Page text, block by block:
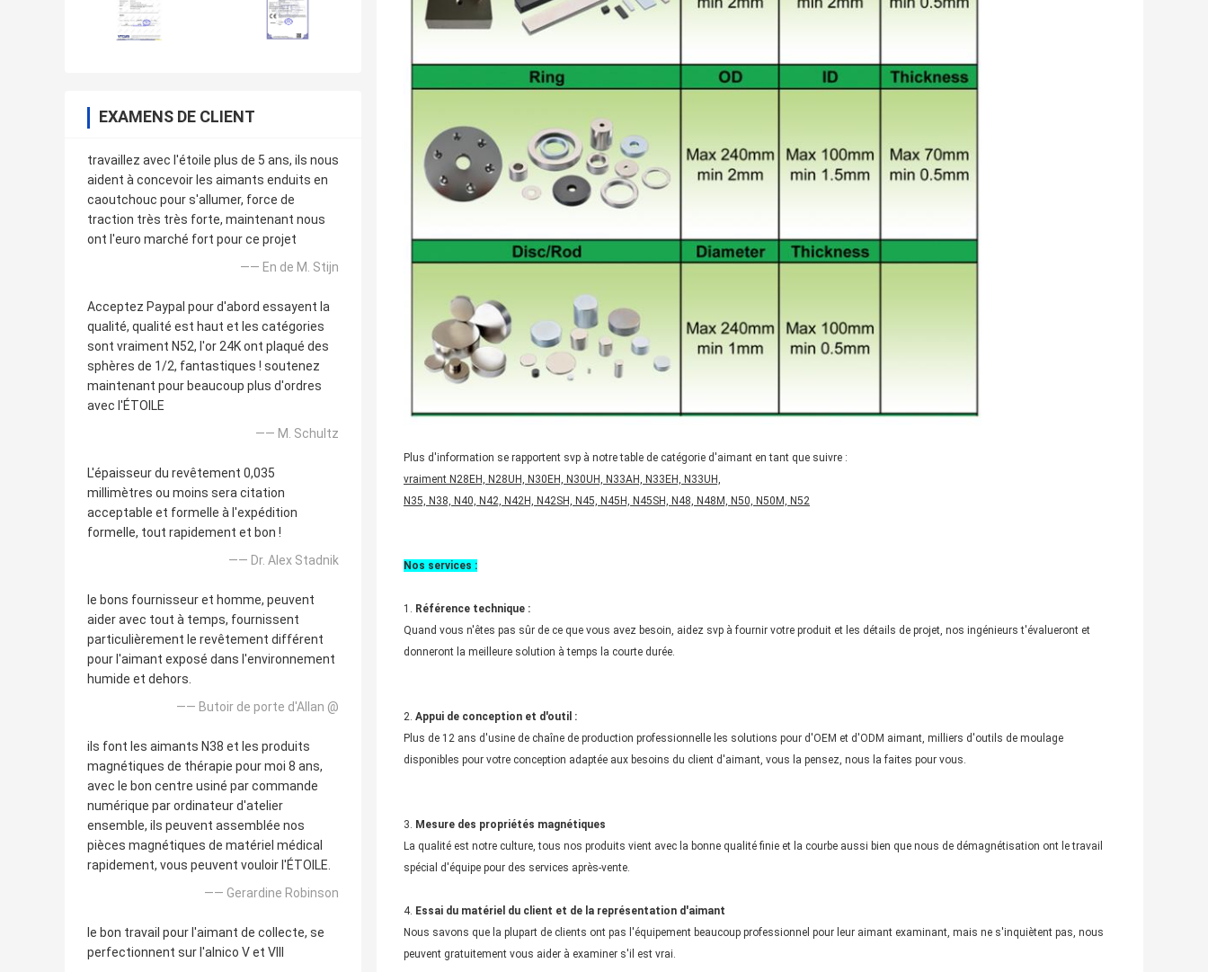
EXAMENS DE CLIENT
travaillez avec l'étoile plus de 5 ans, ils nous
aident à concevoir les aimants enduits en
caoutchouc pour s'allumer, force de
traction très très forte, maintenant nous
ont l'euro marché fort pour ce projet
—— En de M. Stijn
Acceptez Paypal pour d'abord essayent la
qualité, qualité est haut et les catégories
sont vraiment N52, l'or 24K ont plaqué des
sphères de 1/2, fantastiques ! soutenez
maintenant pour beaucoup plus d'ordres
avec l'ÉTOILE
—— M. Schultz
L'épaisseur du revêtement 0,035
millimètres ou moins sera citation
acceptable et formelle à l'expédition
formelle, tout rapidement et bon !
—— Dr. Alex Stadnik
le bons fournisseur et homme, peuvent
aider avec tout à temps, fournissent
particulièrement le revêtement différent
pour l'aimant exposé dans l'environnement
humide et dehors.
—— Butoir de porte d'Allan @
ils font les aimants N38 et les produits
magnétiques de thérapie pour moi 8 ans,
avec le bon centre usiné par commande
numérique par ordinateur d'atelier
ensemble, ils peuvent assemblée nos
pièces magnétiques de matériel médical
rapidement, vous peuvent vouloir l'ÉTOILE.
—— Gerardine Robinson
le bon travail pour l'aimant de collecte, se
perfectionnent sur l'alnico V et VIII
Plus d'information se rapportent svp à notre table de catégorie d'aimant en tant que suivre :
vraiment N28EH, N28UH, N30EH, N30UH, N33AH, N33EH, N33UH,
N35, N38, N40, N42, N42H, N42SH, N45, N45H, N45SH, N48, N48M, N50, N50M, N52
Nos services :
1. Référence technique :
Quand vous n'êtes pas sûr de ce que vous avez besoin, aidez svp à fournir votre produit et les détails de projet, nos ingénieurs t'évalueront et
donneront la meilleure solution à temps la courte durée.
2. Appui de conception et d'outil :
Plus de 12 ans d'usine de chaîne de production professionnelle les solutions pour d'OEM et d'ODM aimant, milliers d'outils de moulage
disponibles pour votre conception adaptée aux besoins du client d'aimant, vous la pensez, nous la faites pour vous.
3. Mesure des propriétés magnétiques
La qualité est notre culture, tous nos produits vient avec la bonne qualité finie et la courbe aussi bien que nous de démagnétisation ont le travail
spécial d'équipe pour des services après-vente.
4. Essai du matériel du client et de la représentation d'aimant
Nous savons que la plupart de clients ont pas l'équipement beaucoup professionnel pour leur aimant examinant, mais ne s'inquiètent pas, nous
peuvent gratuitement vous aider à examiner s'il est vrai.